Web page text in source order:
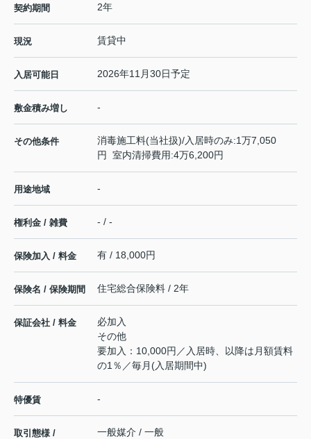
契約期間 2年
現況 賃貸中
入居可能日 2026年11月30日予定
敷金積み増し -
その他条件
消毒施工料(当社扱)/入居時のみ:1万7,050
円 室内清掃費用:4万6,200円
用途地域 -
権利金 / 雑費 - / -
保険加入 / 料金 有 / 18,000円
保険名 / 保険期間 住宅総合保険料 / 2年
保証会社 / 料金
必加入
その他
要加入：10,000円／入居時、以降は月額賃料
の1％／毎月(入居期間中)
特優賃 -
取引態様 /
一般媒介 / 一般